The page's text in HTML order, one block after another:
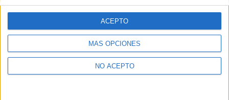
MÁS OPCIONES
NO ACEPTO
ACEPTO